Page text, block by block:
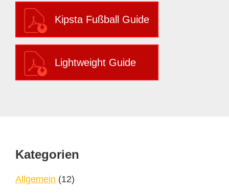
Kipsta Fußball Guide
Lightweight Guide
Footer
Kategorien
Allgemein (12)